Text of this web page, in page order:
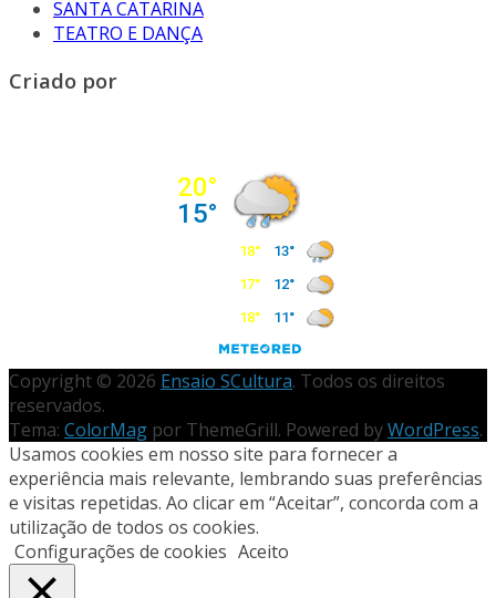
SANTA CATARINA
TEATRO E DANÇA
Criado por
Copyright © 2026 Ensaio SCultura. Todos os direitos
reservados.
Tema: ColorMag por ThemeGrill. Powered byWordPress.
Usamos cookies em nosso site para fornecer a
experiência mais relevante, lembrando suas preferências
e visitas repetidas. Ao clicar em “Aceitar”, concorda com a
utilização de todos os cookies.
Configurações de cookies Aceito